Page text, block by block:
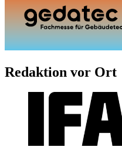
Redaktion vor Ort